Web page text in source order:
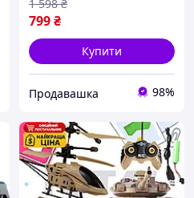
799₴
1 598 ₴
Купити
Продавашка 98%